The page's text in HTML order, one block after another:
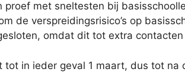
met sneltesten bij
de verspreidingsrisico’s op
omdat dit tot extra
in ieder geval 1 maart, dus tot